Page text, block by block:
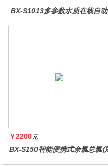
BX-S1013多参数水质在线自动
￥2200元
BX-S150智能便携式余氯总氯